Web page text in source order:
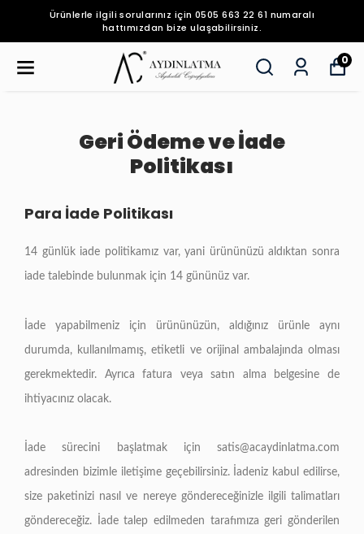
Ürünlerle ilgili sorularınız için 0505 663 22 61 numaralı
hattımızdan bize ulaşabilirsiniz.
0
Geri Ödeme ve İade
Politikası
Para İade Politikası
14 günlük iade politikamız var, yani ürününüzü aldıktan sonra
iade talebinde bulunmak için 14 gününüz var.
İade yapabilmeniz için ürününüzün, aldığınız ürünle aynı
durumda, kullanılmamış, etiketli ve orijinal ambalajında olması
gerekmektedir. Ayrıca fatura veya satın alma belgesine de
ihtiyacınız olacak.
İade sürecini başlatmak için satis@acaydinlatma.com
adresinden bizimle iletişime geçebilirsiniz. İadeniz kabul edilirse,
size paketinizi nasıl ve nereye göndereceğinizle ilgili talimatları
göndereceğiz. İade talep edilmeden tarafımıza geri gönderilen